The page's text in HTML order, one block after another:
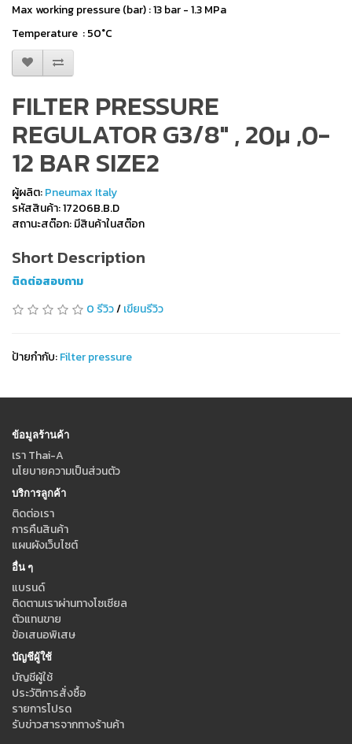
Max working pressure (bar) : 13 bar - 1.3 MPa
Temperature : 50°C
FILTER PRESSURE
REGULATOR G3/8" , 20µ ,0-
12 BAR SIZE2
ผู้ผลิต:Pneumax Italy
รหัสสินค้า: 17206B.B.D
สถานะสต๊อก: มีสินค้าในสต๊อก
Short Description
ติดต่อสอบถาม
0 รีวิว/เขียนรีวิว
ป้ายกำกับ:Filter pressure
ข้อมูลร้านค้า
เรา Thai-A
นโยบายความเป็นส่วนตัว
บริการลูกค้า
ติดต่อเรา
การคืนสินค้า
แผนผังเว็บไซต์
อื่น ๆ
แบรนด์
ติดตามเราผ่านทางโซเชียล
ตัวแทนขาย
ข้อเสนอพิเสษ
บัญชีผู้ใช้
บัญชีผู้ใช้
ประวัติการสั่งซื้อ
รายการโปรด
รับข่าวสารจากทางร้านค้า